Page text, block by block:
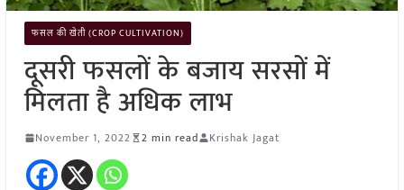
फसल की खेती (CROP CULTIVATION)
दूसरी फसलों के बजाय सरसों में
मिलता है अधिक लाभ
November 1, 2022 2 min read Krishak Jagat